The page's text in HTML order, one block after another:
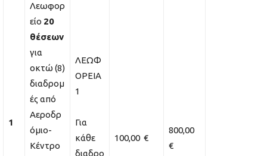
1
Λεωφορ
είο 20
θέσεων
για
οκτώ (8)
διαδρομ
ές από
Αεροδρ
όμιο-
Κέντρο
ΛΕΩΦ
ΟΡΕΙΑ
1
Για
κάθε
διαδρο
100,00 €
800,00
€